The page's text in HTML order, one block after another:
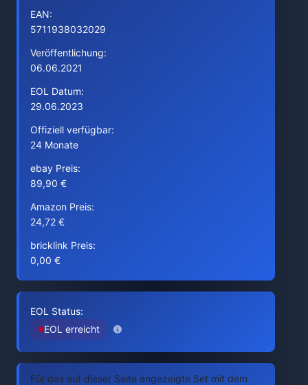
EAN:
5711938032029
Veröffentlichung:
06.06.2021
EOL Datum:
29.06.2023
Offiziell verfügbar:
24 Monate
ebay Preis:
89,90 €
Amazon Preis:
24,72 €
bricklink Preis:
0,00 €
EOL Status:
EOL erreicht
Für das auf dieser Seite angezeigte Set mit dem